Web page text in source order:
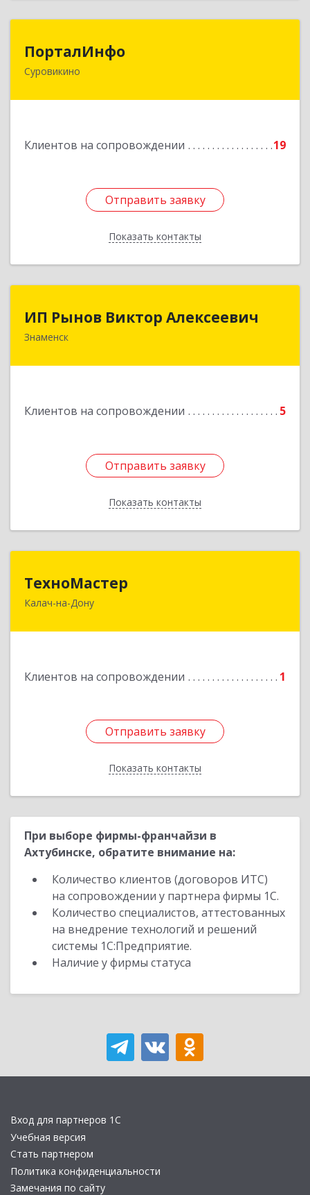
ПорталИнфо
Суровикино
Клиентов на сопровождении 19
Отправить заявку
Показать контакты
404414, г.Суровкино Волгоградской обл. ул. 1-й
Отправить заявку
Назад
ИП Рынов Виктор Алексеевич
Знаменск
Клиентов на сопровождении 5
Отправить заявку
Показать контакты
Отправить заявку
Назад
ТехноМастер
Калач-на-Дону
Клиентов на сопровождении 1
Отправить заявку
Показать контакты
404503, Волгоградская обл, Калач-на-Дону г,
Отправить заявку
Назад
При выборе фирмы-франчайзи в
Ахтубинске, обратите внимание на:
Количество клиентов (договоров ИТС)
на сопровождении у партнера фирмы 1С.
Количество специалистов, аттестованных
на внедрение технологий и решений
системы 1С:Предприятие.
Наличие у фирмы статуса
Вход для партнеров 1С
Учебная версия
Стать партнером
Политика конфиденциальности
Замечания по сайту